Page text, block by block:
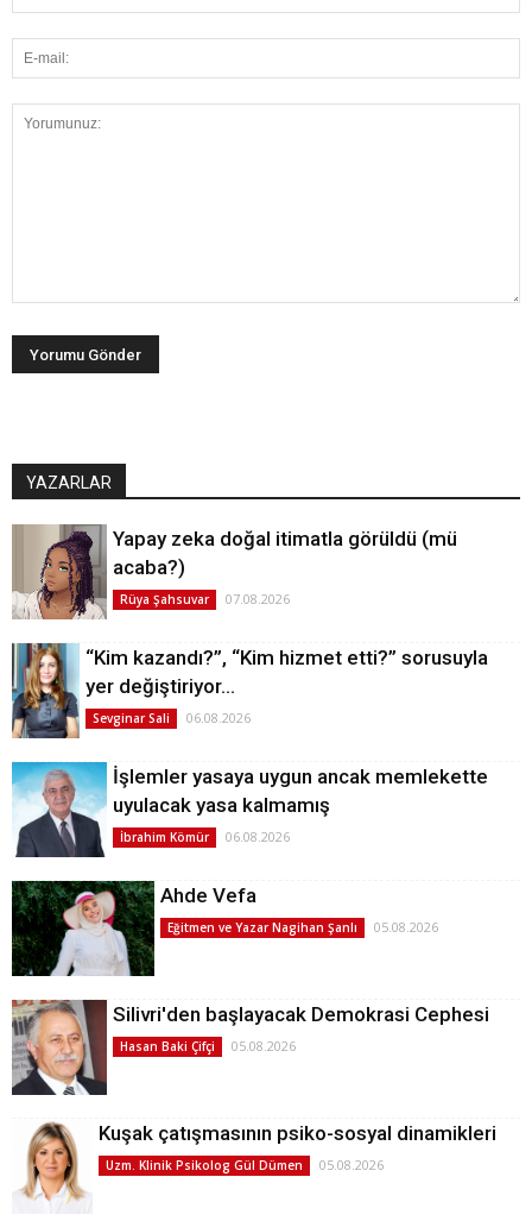
YAZARLAR
Yapay zeka doğal itimatla görüldü (mü
acaba?)
Rüya Şahsuvar 07.08.2026
“Kim kazandı?”, “Kim hizmet etti?” sorusuyla
yer değiştiriyor…
Sevginar Sali 06.08.2026
İşlemler yasaya uygun ancak memlekette
uyulacak yasa kalmamış
İbrahim Kömür 06.08.2026
Ahde Vefa
Eğitmen ve Yazar Nagihan Şanlı 05.08.2026
Silivri'den başlayacak Demokrasi Cephesi
Hasan Baki Çifçi 05.08.2026
Kuşak çatışmasının psiko-sosyal dinamikleri
Uzm. Klinik Psikolog Gül Dümen 05.08.2026